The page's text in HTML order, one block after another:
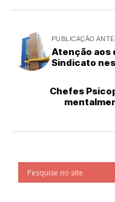
PUBLICAÇÃO
Atenção aos
Sindicato
Chefes